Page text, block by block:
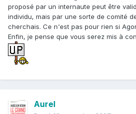
proposé par un internaute peut être
individu, mais par une sorte de comité
cherchais. Ce n'est pas pour rien si
Enfin, je pense que vous serez mis à
Aurel